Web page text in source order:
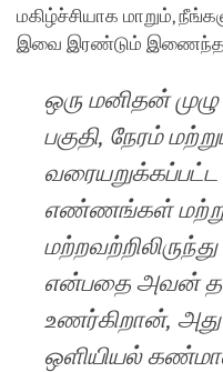
மகிழ்ச்சியாக மாறும்,
இவை இரண்டும்
ஒரு மனிதன்
பகுதி, நேரம்
வரையறுக்கப்பட்ட
எண்ணங்கள்
என்பதை அவன்
உணர்கிறான்,
ஒளியியல்